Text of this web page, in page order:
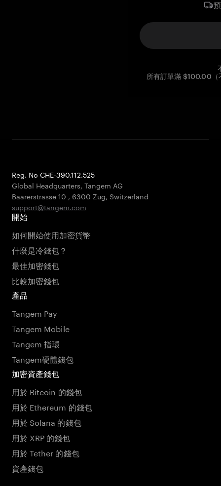
所有訂單滿 $100.00（
Reg. No CHE-390.112.525
Global Headquarters, Tangem AG
Baarerstrasse 10 , 6300 Zug, Switzerland
support@tangem.com
開始
如何開始使用加密貨幣
什麼是冷錢包？
最佳加密錢包
比較加密錢包
產品
Tangem Pay
Tangem Mobile
Tangem 指環
Tangem硬體錢包
加密資產錢包
用於 Bitcoin 的錢包
用於 Ethereum 的錢包
用於 Solana 的錢包
用於 XRP 的錢包
用於 Tether 的錢包
資產錢包